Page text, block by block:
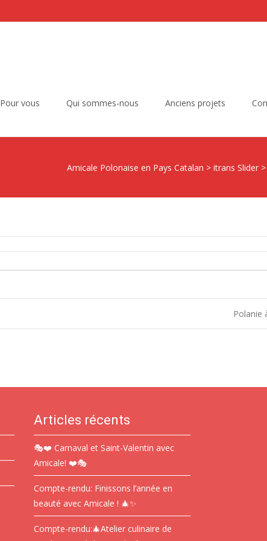
Pour vous Qui sommes-nous Anciens projets
Amicale Polonaise en Pays Catalan > itrans Slider >
Polanie
Articles récents
🎭❤️ Carnaval et Saint-Valentin avec
Amicale! ❤️🎭
Compte-rendu: Finissons l’année en
beauté avec Amicale ! 🎄✨
Compte-rendu:🎄Atelier culinaire de